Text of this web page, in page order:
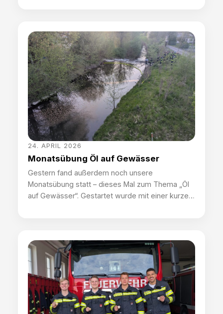
Fahrbahn durchgeführt werden. Speziell dazu war
ein Ausbilderteam der Polizei vor Ort, um diese
Schulung zu begleiten. Wir gratulieren Jonas
Reichart und […]
24. APRIL 2026
Monatsübung Öl auf Gewässer
Gestern fand außerdem noch unsere
Monatsübung statt – dieses Mal zum Thema „Öl
auf Gewässer“. Gestartet wurde mit einer kurzen
Umsetzung – ein luftgefüllter B-Schlauch wurde
als Ölsperre eingesetzt um den Schadstoff, in
dem Fall durch […]